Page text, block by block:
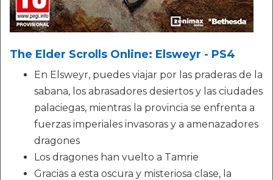
The Elder Scrolls Online: Elsweyr - PS4
En Elsweyr, puedes viajar por las praderas de la
sabana, los abrasadores desiertos y las ciudades
palaciegas, mientras la provincia se enfrenta a
fuerzas imperiales invasoras y a amenazadores
dragones
Los dragones han vuelto a Tamrie
Gracias a esta oscura y misteriosa clase, la